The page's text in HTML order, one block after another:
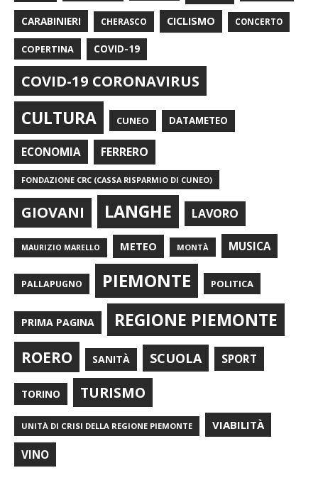
CARABINIERI CHERASCO CICLISMO CONCERTO
COPERTINA COVID-19
COVID-19 CORONAVIRUS
CULTURA CUNEO DATAMETEO
ECONOMIA FERRERO
FONDAZIONE CRC (CASSA RISPARMIO DI CUNEO)
GIOVANI LANGHE LAVORO
MAURIZIO MARELLO METEO MONTÀ MUSICA
PALLAPUGNO PIEMONTE POLITICA
PRIMA PAGINA REGIONE PIEMONTE
ROERO SANITÀ SCUOLA SPORT
TORINO TURISMO
UNITÀ DI CRISI DELLA REGIONE PIEMONTE VIABILITÀ
VINO